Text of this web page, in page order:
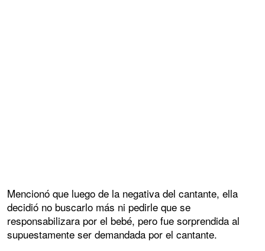
Mencionó que luego de la negativa del cantante, ella
decidió no buscarlo más ni pedirle que se
responsabilizara por el bebé, pero fue sorprendida al
supuestamente ser demandada por el cantante.